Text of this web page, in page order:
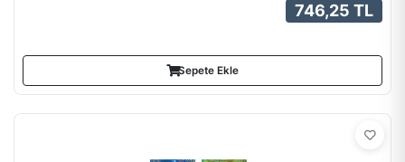
746,25 TL
Sepete Ekle